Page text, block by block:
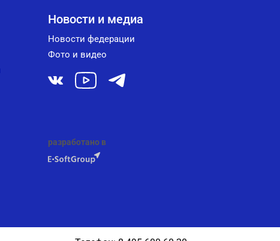
Новости и медиа
Новости федерации
Фото и видео
разработано в